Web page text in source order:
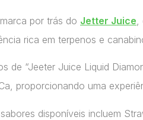
por trás do Jetter Juice
rica em terpenos e
de “Jeeter Juice Liquid
proporcionando uma
disponíveis incluem